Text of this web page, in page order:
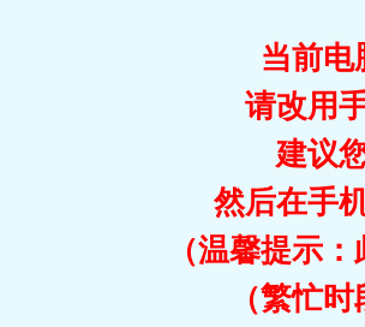
当前
请改用
建议
然后在手
（温馨提示
（繁忙